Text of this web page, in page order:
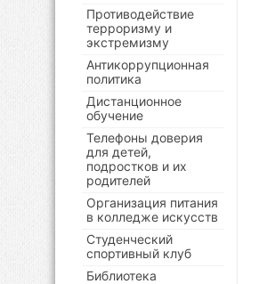
Противодействие
терроризму и
экстремизму
Антикоррупционная
политика
Дистанционное
обучение
Телефоны доверия
для детей,
подростков и их
родителей
Организация питания
в колледже искусств
Студенческий
спортивный клуб
Библиотека